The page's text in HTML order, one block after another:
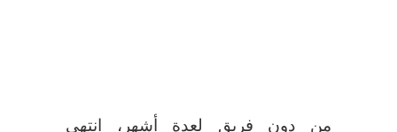
من دون فريق لعدة أشهر، انتهى